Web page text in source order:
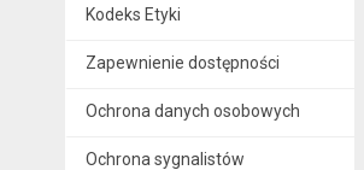
Kodeks Etyki
Zapewnienie dostępności
Ochrona danych osobowych
Ochrona sygnalistów